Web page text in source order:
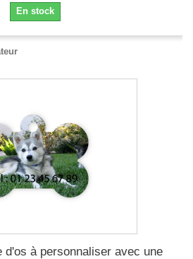
En stock
d'os à personnaliser avec une